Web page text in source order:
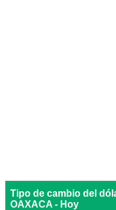
Tipo de cambio del
OAXACA - Hoy